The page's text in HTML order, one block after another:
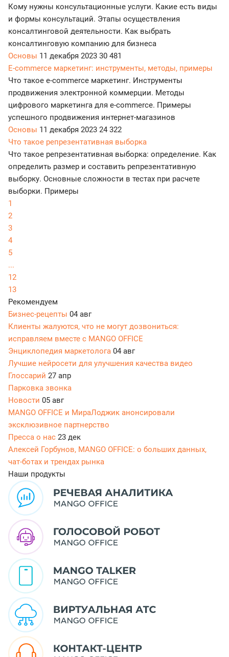
Кому нужны консультационные услуги. Какие есть виды
и формы консультаций. Этапы осуществления
консалтинговой деятельности. Как выбрать
консалтинговую компанию для бизнеса
Основы 11 декабря 2023 30 481
E-commerce маркетинг: инструменты, методы, примеры
Что такое e-commerce маркетинг. Инструменты
продвижения электронной коммерции. Методы
цифрового маркетинга для e-commerce. Примеры
успешного продвижения интернет-магазинов
Основы 11 декабря 2023 24 322
Что такое репрезентативная выборка
Что такое репрезентативная выборка: определение. Как
определить размер и составить репрезентативную
выборку. Основные сложности в тестах при расчете
выборки. Примеры
1
2
3
4
5
...
12
13
Рекомендуем
Бизнес-рецепты 04 авг
Клиенты жалуются, что не могут дозвониться:
исправляем вместе с MANGO OFFICE
Энциклопедия маркетолога 04 авг
Лучшие нейросети для улучшения качества видео
Глоссарий 27 апр
Парковка звонка
Новости 05 авг
MANGO OFFICE и МираЛоджик анонсировали
эксклюзивное партнерство
Пресса о нас 23 дек
Алексей Горбунов, MANGO OFFICE: о больших данных,
чат-ботах и трендах рынка
Наши продукты